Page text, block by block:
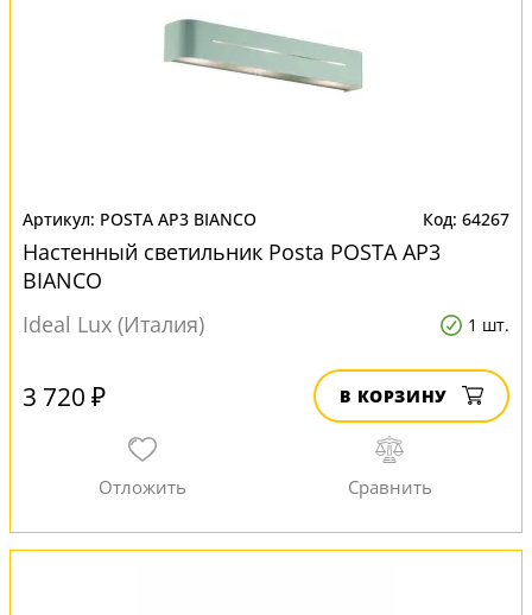
POSTA AP3 BIANCO 64267
Настенный светильник Posta POSTA AP3
BIANCO
Ideal Lux (Италия)
1 шт.
3 720 ₽ В КОРЗИНУ